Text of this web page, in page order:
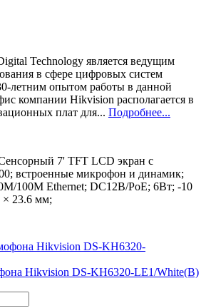
Technology является ведущим
в сфере цифровых систем
летним опытом работы в данной
компании Hikvision располагается в
плат для... Подробнее...
7' TFT LCD экран с
встроенные микрофон и динамик;
100M Ethernet; DC12В/PoE; 6Вт; -10
× 23.6 мм;
Hikvision DS-KH6320-LE1/White(B)